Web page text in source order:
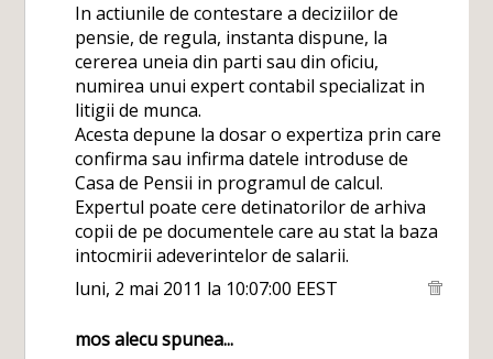
In actiunile de contestare a deciziilor de
pensie, de regula, instanta dispune, la
cererea uneia din parti sau din oficiu,
numirea unui expert contabil specializat in
litigii de munca.
Acesta depune la dosar o expertiza prin care
confirma sau infirma datele introduse de
Casa de Pensii in programul de calcul.
Expertul poate cere detinatorilor de arhiva
copii de pe documentele care au stat la baza
intocmirii adeverintelor de salarii.
luni, 2 mai 2011 la 10:07:00 EEST
mos alecuspunea...